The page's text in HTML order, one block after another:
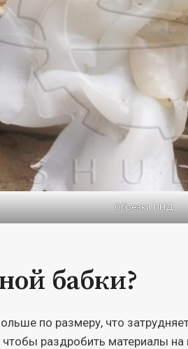
Обрезки ПНД
бабки?
по размеру, что
раздробить материалы